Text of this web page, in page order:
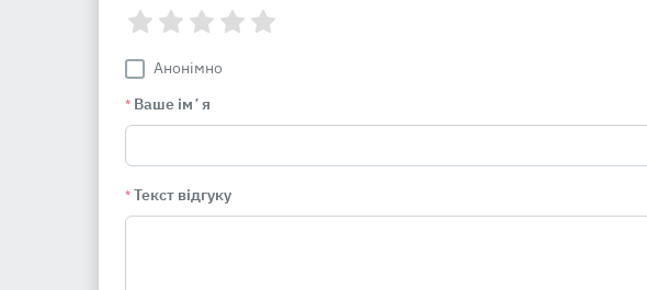
Анонімно
* Ваше імʼя
* Текст відгуку